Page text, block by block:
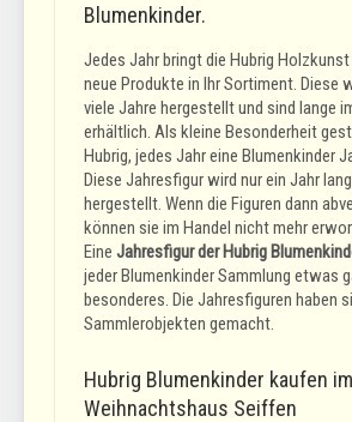
Blumenkinder.
Jedes Jahr bringt die Hubrig
neue Produkte in Ihr Sortiment. Diese
viele Jahre hergestellt und sind lange
erhältlich. Als kleine Besonderheit
Hubrig, jedes Jahr eine Blumenkinder
Diese Jahresfigur wird nur ein Jahr
hergestellt. Wenn die Figuren dann
können sie im Handel nicht mehr
Eine Jahresfigur der Hubrig
jeder Blumenkinder Sammlung etwas
besonderes. Die Jahresfiguren haben
Sammlerobjekten gemacht.
Hubrig Blumenkinder kaufen im
Weihnachtshaus Seiffen